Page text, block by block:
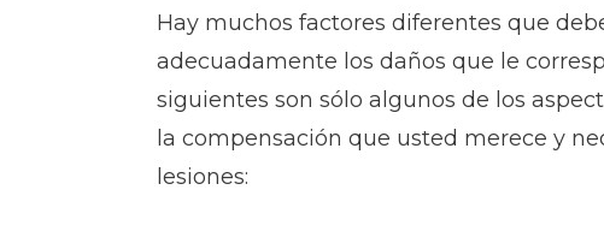
Hay muchos factores diferentes que
adecuadamente los daños que le
siguientes son sólo algunos de los
la compensación que usted merece y
lesiones: